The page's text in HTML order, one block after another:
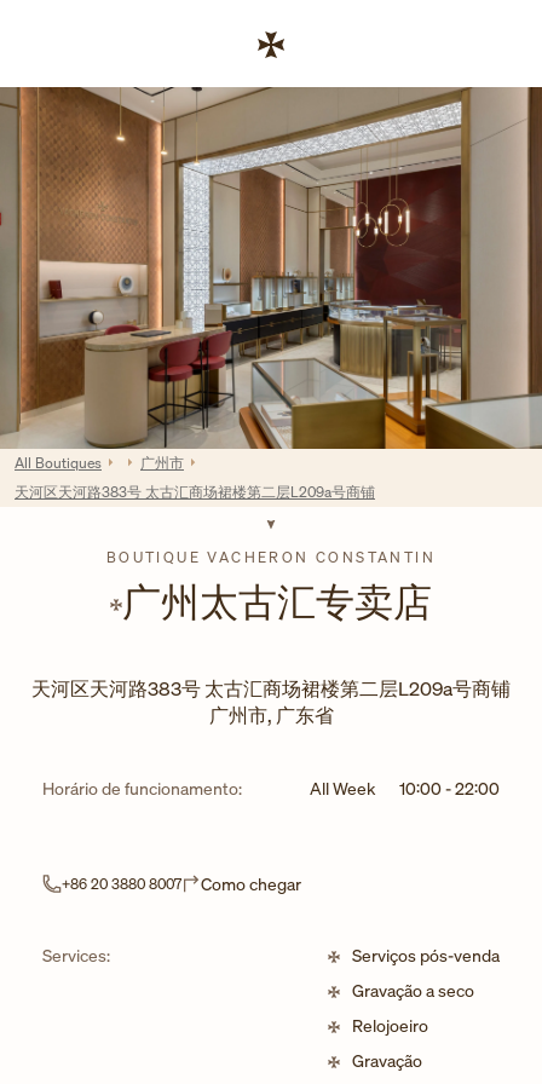
Link para site corporativo
Return to Nav
BOUTIQUE VACHERON CONSTANTIN
广州太古汇专卖店
天河区天河路383号 太古汇商场裙楼第二层L209a号商铺
广州市, 广东省
Horário de funcionamento: All Week 10:00-22:00
+86 20 3880 8007 Como chegarLink Opens in New Tab
Services:
Serviços pós-venda
Gravação a seco
Relojoeiro
Gravação
All Boutiques
广州市
天河区天河路383号 太古汇商场裙楼第二层L209a号商铺